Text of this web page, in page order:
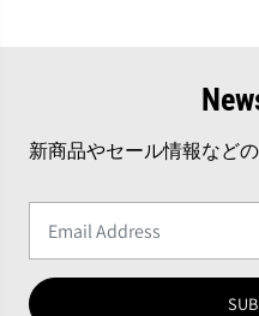
新商品やセール情報など